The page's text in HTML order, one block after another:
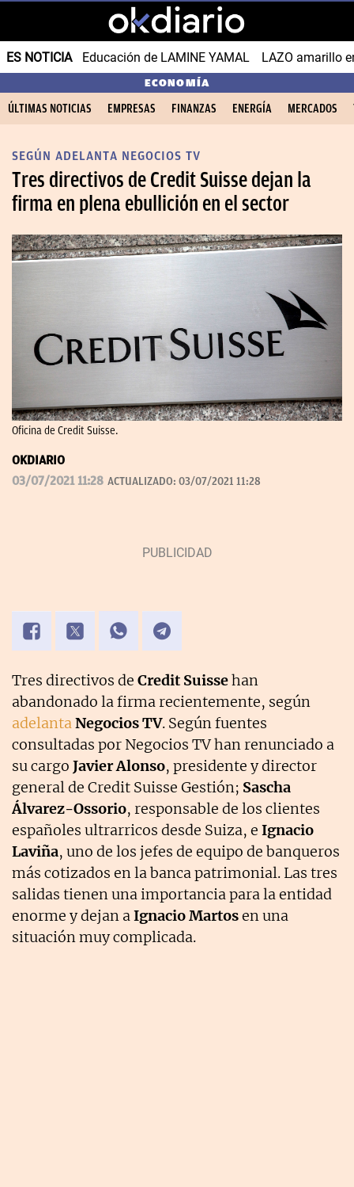
ES NOTICIA Educación de LAMINE YAMAL LAZO amarillo
ECONOMÍA
ÚLTIMAS NOTICIAS EMPRESAS FINANZAS ENERGÍA MERCADOS
SEGÚN ADELANTA NEGOCIOS TV
Tres directivos de Credit Suisse dejan la
firma en plena ebullición en el sector
Oficina de Credit Suisse.
OKDIARIO
03/07/2021 11:28 ACTUALIZADO: 03/07/2021 11:28
Tres directivos de Credit Suissehan
abandonado la firma recientemente, según
adelantaNegocios TV. Según fuentes
consultadas por Negocios TV han renunciado a
su cargo Javier Alonso, presidente y director
general de Credit Suisse Gestión; Sascha
Álvarez-Ossorio, responsable de los clientes
españoles ultrarricos desde Suiza, e Ignacio
Laviña, uno de los jefes de equipo de banqueros
más cotizados en la banca patrimonial. Las tres
salidas tienen una importancia para la entidad
enorme y dejan aIgnacio Martosen una
situación muy complicada.